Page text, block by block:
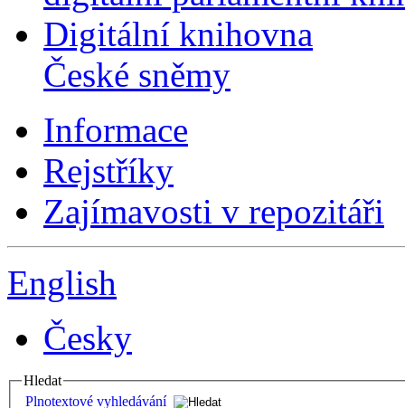
Digitální knihovna
České sněmy
Informace
Rejstříky
Zajímavosti v repozitáři
English
Česky
Hledat
Plnotextové vyhledávání